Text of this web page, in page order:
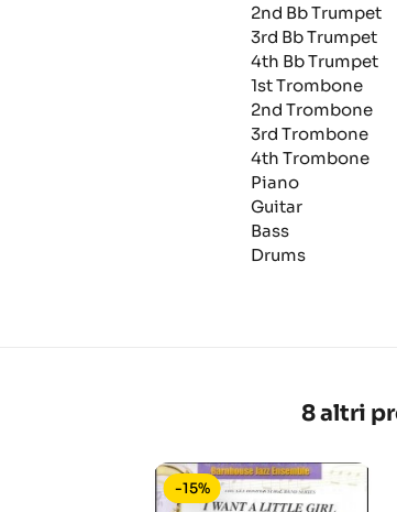
2nd Bb Trumpet
3rd Bb Trumpet
4th Bb Trumpet
1st Trombone
2nd Trombone
3rd Trombone
4th Trombone
Piano
Guitar
Bass
Drums
8 altri
-15%